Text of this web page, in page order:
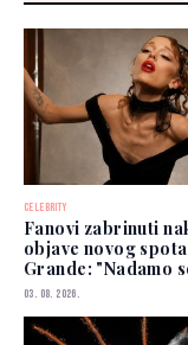
CELEBRITY
Fanovi zabrinuti
objave novog
Grande: "Nadamo
dobro"
03. 08. 2026.